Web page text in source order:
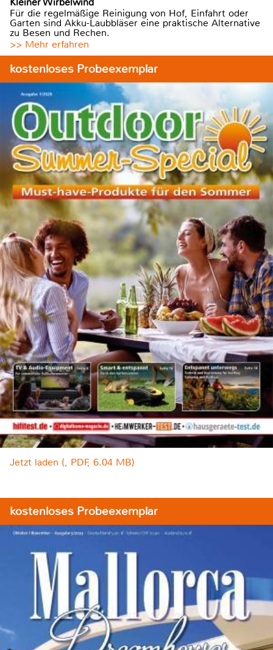
Für die regelmäßige Reinigung von Hof, Einfahrt oder
Garten sind Akku-Laubbläser eine praktische Alternative
zu Besen und Rechen.
>> Mehr erfahren
kostenloses Probeexemplar
Jetzt laden (, PDF, 6.04 MB)
kostenloses Probeexemplar